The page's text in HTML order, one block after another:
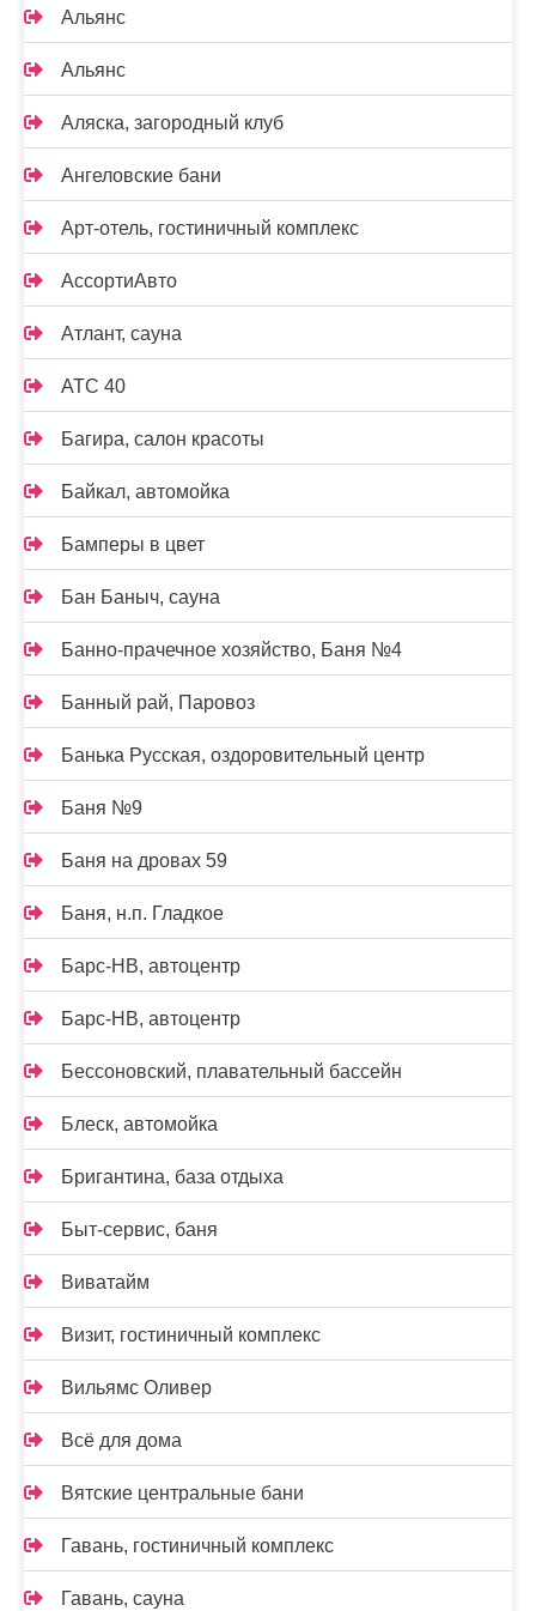
Альянс
Альянс
Аляска, загородный клуб
Ангеловские бани
Арт-отель, гостиничный комплекс
АссортиАвто
Атлант, сауна
АТС 40
Багира, салон красоты
Байкал, автомойка
Бамперы в цвет
Бан Баныч, сауна
Банно-прачечное хозяйство, Баня №4
Банный рай, Паровоз
Банька Русская, оздоровительный центр
Баня №9
Баня на дровах 59
Баня, н.п. Гладкое
Барс-НВ, автоцентр
Барс-НВ, автоцентр
Бессоновский, плавательный бассейн
Блеск, автомойка
Бригантина, база отдыха
Быт-сервис, баня
Виватайм
Визит, гостиничный комплекс
Вильямс Оливер
Всё для дома
Вятские центральные бани
Гавань, гостиничный комплекс
Гавань, сауна